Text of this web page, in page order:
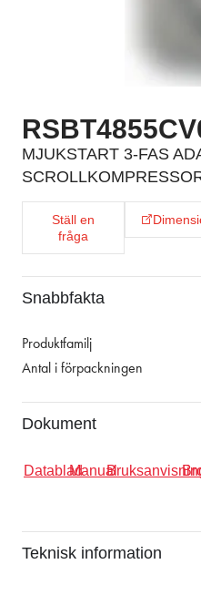
MJUKSTART 3-FAS
Ställ en
fråga
Snabbfakta
Produktfamilj
Antal i förpackningen
Dokument
DatabladManual
Teknisk information